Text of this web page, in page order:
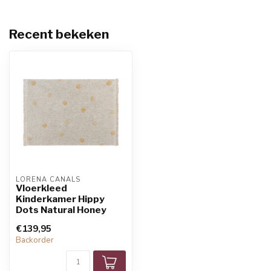
Recent bekeken
LORENA CANALS
Vloerkleed
Kinderkamer Hippy
Dots Natural Honey
€139,95
Backorder